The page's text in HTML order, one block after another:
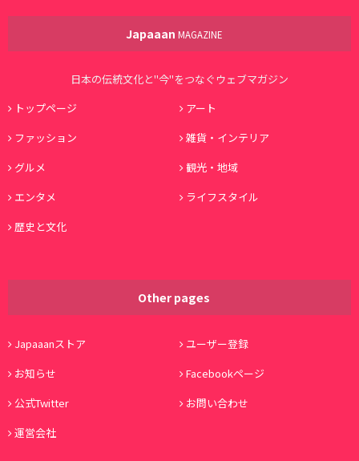
Japaaan MAGAZINE
日本の伝統文化と"今"をつなぐウェブマガジン
トップページ
アート
ファッション
雑貨・インテリア
グルメ
観光・地域
エンタメ
ライフスタイル
歴史と文化
Other pages
Japaaanストア
ユーザー登録
お知らせ
Facebookページ
公式Twitter
お問い合わせ
運営会社